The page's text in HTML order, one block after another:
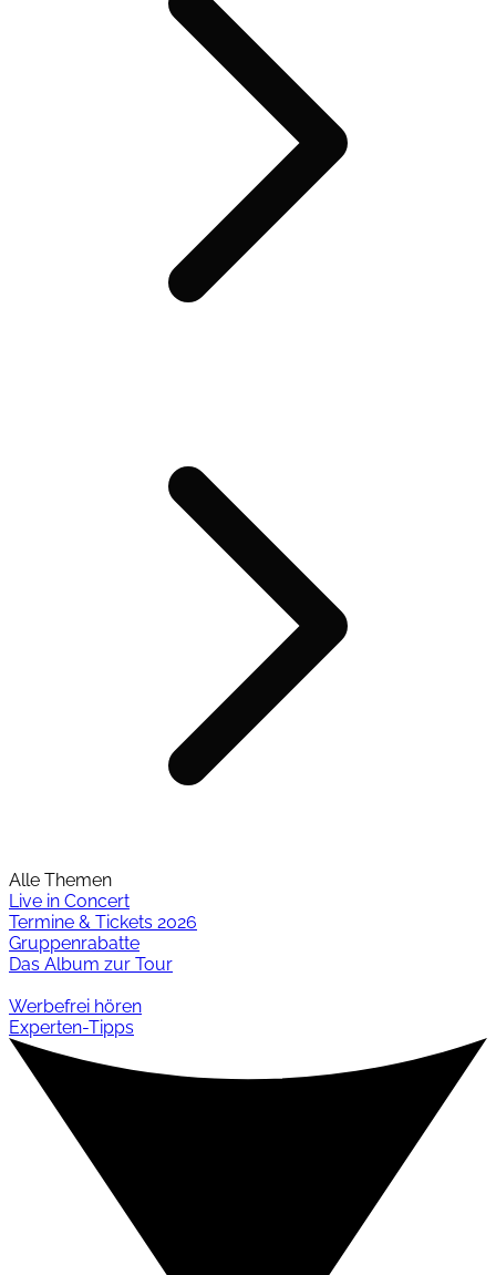
Alle Themen
Live in Concert
Termine & Tickets 2026
Gruppenrabatte
Das Album zur Tour
Werbefrei hören
Experten-Tipps